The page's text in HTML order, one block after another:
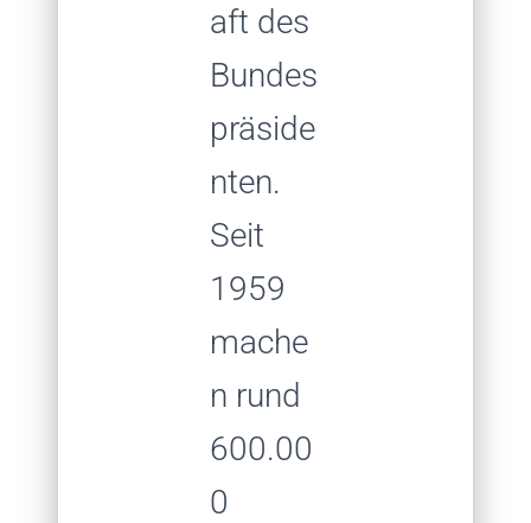
aft des
Bundes
präside
nten.
Seit
1959
mache
n rund
600.00
0